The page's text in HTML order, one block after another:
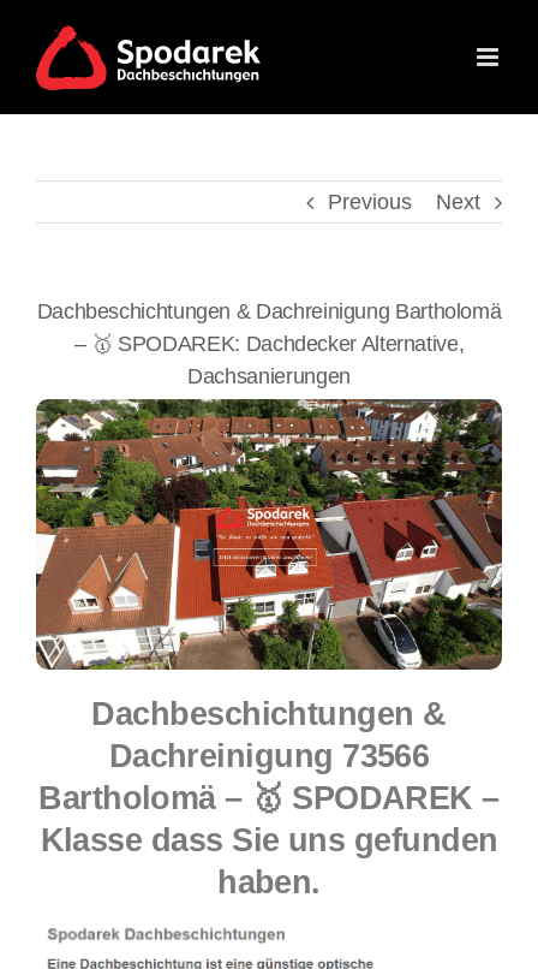
content
Previous Next
Dachbeschichtungen & Dachreinigung Bartholomä
– 🥇 SPODAREK: Dachdecker Alternative,
Dachsanierungen
Dachbeschichtungen &
Dachreinigung 73566
Bartholomä – 🥇 SPODAREK –
Klasse dass Sie uns gefunden
haben.